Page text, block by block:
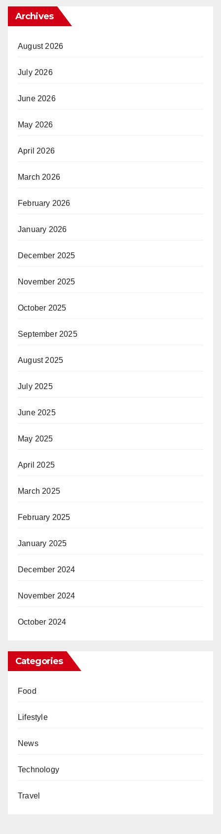
Archives
August 2026
July 2026
June 2026
May 2026
April 2026
March 2026
February 2026
January 2026
December 2025
November 2025
October 2025
September 2025
August 2025
July 2025
June 2025
May 2025
April 2025
March 2025
February 2025
January 2025
December 2024
November 2024
October 2024
Categories
Food
Lifestyle
News
Technology
Travel